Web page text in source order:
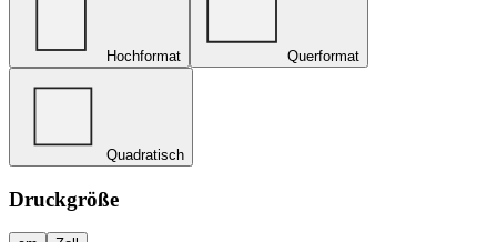
Hochformat Querformat
Quadratisch
Druckgröße